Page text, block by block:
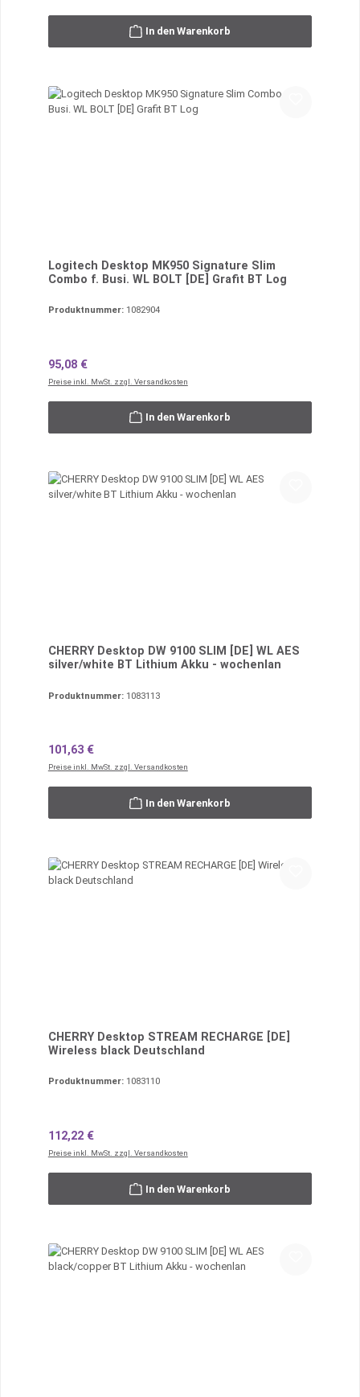
In den Warenkorb
Logitech Desktop MK950 Signature Slim
Combo f. Busi. WL BOLT [DE] Grafit BT Log
Produktnummer: 1082904
Regulärer Preis:
95,08 €
Preise inkl. MwSt. zzgl. Versandkosten
In den Warenkorb
CHERRY Desktop DW 9100 SLIM [DE] WL AES
silver/white BT Lithium Akku - wochenlan
Produktnummer: 1083113
Regulärer Preis:
101,63 €
Preise inkl. MwSt. zzgl. Versandkosten
In den Warenkorb
CHERRY Desktop STREAM RECHARGE [DE]
Wireless black Deutschland
Produktnummer: 1083110
Regulärer Preis:
112,22 €
Preise inkl. MwSt. zzgl. Versandkosten
In den Warenkorb